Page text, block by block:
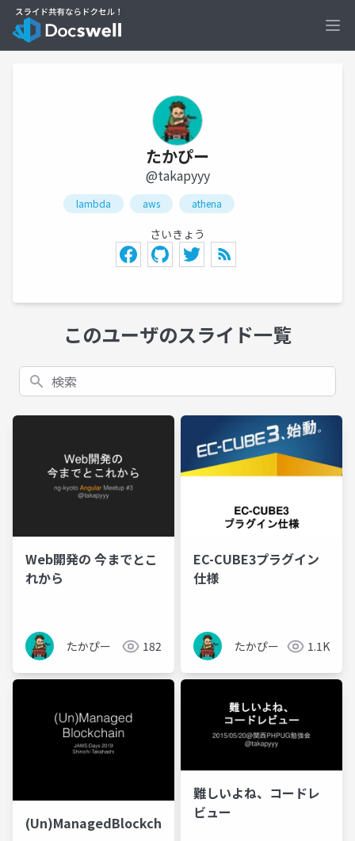
たかぴー
@takapyyy
lambda aws athena
さいきょう
このユーザのスライド一覧
検索
Web開発の 今までとこ
れから
たかぴー 182
EC-CUBE3プラグイン
仕様
たかぴー 1.1K
(Un)ManagedBlockchain
難しいよね、コードレ
ビュー